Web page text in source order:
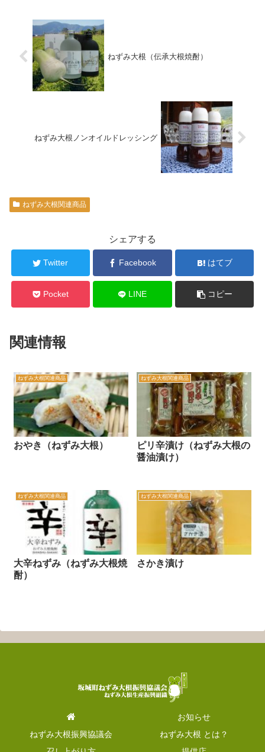
ねずみ大根（伝承大根焼酎）
ねずみ大根ノンオイルドレッシング
ねずみ大根関連商品
シェアする
Twitter Facebook はてブ
Pocket LINE コピー
関連情報
ねずみ大根関連商品
おやき（ねずみ大根）
ねずみ大根関連商品
ピリ辛漬け（ねずみ大根の
醤油漬け）
ねずみ大根関連商品
大辛ねずみ（ねずみ大根焼
酎）
ねずみ大根関連商品
さかき漬け
お知らせ
ねずみ大根振興協議会
ねずみ大根 とは？